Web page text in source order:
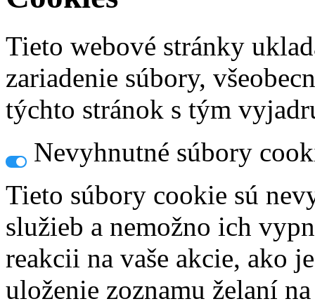
Tieto webové stránky
zariadenie súbory,
týchto stránok s tým
Nevyhnutné súbory
Tieto súbory cookie sú
služieb a nemožno ich
reakcii na vaše akcie, ako
uloženie zoznamu želaní